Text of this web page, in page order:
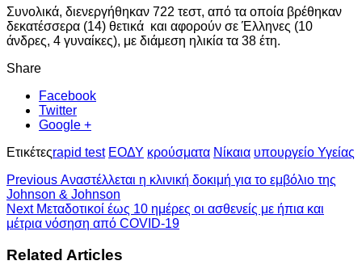
Συνολικά, διενεργήθηκαν 722 τεστ, από τα οποία βρέθηκαν
δεκατέσσερα (14) θετικά και αφορούν σε Έλληνες (10
άνδρες, 4 γυναίκες), με διάμεση ηλικία τα 38 έτη.
Share
Facebook
Twitter
Google +
Ετικέτεςrapid test ΕΟΔΥ κρούσματα Νίκαια υπουργείο Υγείας
Previous Αναστέλλεται η κλινική δοκιμή για το εμβόλιο της
Johnson & Johnson
NextMεταδοτικοί έως 10 ημέρες οι ασθενείς με ήπια και
μέτρια νόσηση από COVID-19
Related Articles